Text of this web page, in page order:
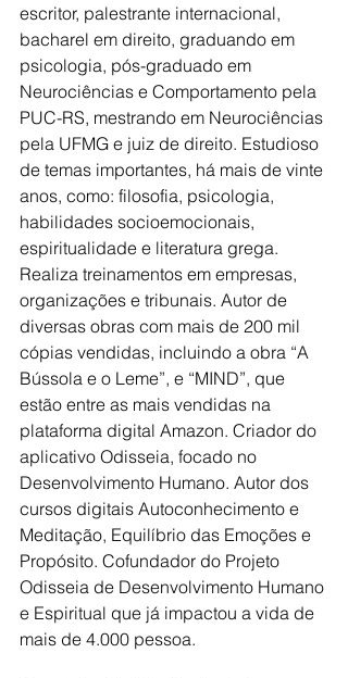
escritor, palestrante internacional,
bacharel em direito, graduando em
psicologia, pós-graduado em
Neurociências e Comportamento pela
PUC-RS, mestrando em Neurociências
pela UFMG e juiz de direito. Estudioso
de temas importantes, há mais de vinte
anos, como: filosofia, psicologia,
habilidades socioemocionais,
espiritualidade e literatura grega.
Realiza treinamentos em empresas,
organizações e tribunais. Autor de
diversas obras com mais de 200 mil
cópias vendidas, incluindo a obra “A
Bússola e o Leme”, e “MIND”, que
estão entre as mais vendidas na
plataforma digital Amazon. Criador do
aplicativo Odisseia, focado no
Desenvolvimento Humano. Autor dos
cursos digitais Autoconhecimento e
Meditação, Equilíbrio das Emoções e
Propósito. Cofundador do Projeto
Odisseia de Desenvolvimento Humano
e Espiritual que já impactou a vida de
mais de 4.000 pessoa.